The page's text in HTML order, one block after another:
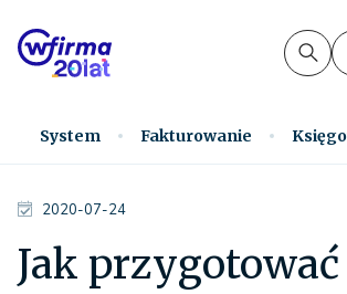
System Fakturowanie
2020-07-24
Jak